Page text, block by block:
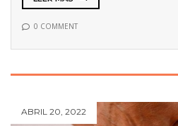
0 COMMENT
ABRIL 20, 2022